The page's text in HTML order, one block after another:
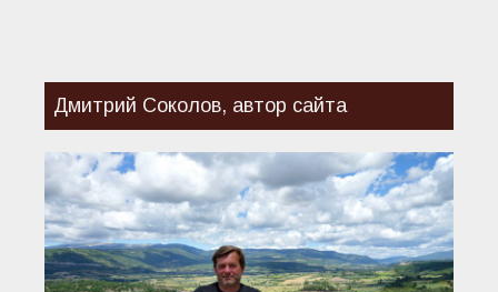
Дмитрий Соколов, автор сайта